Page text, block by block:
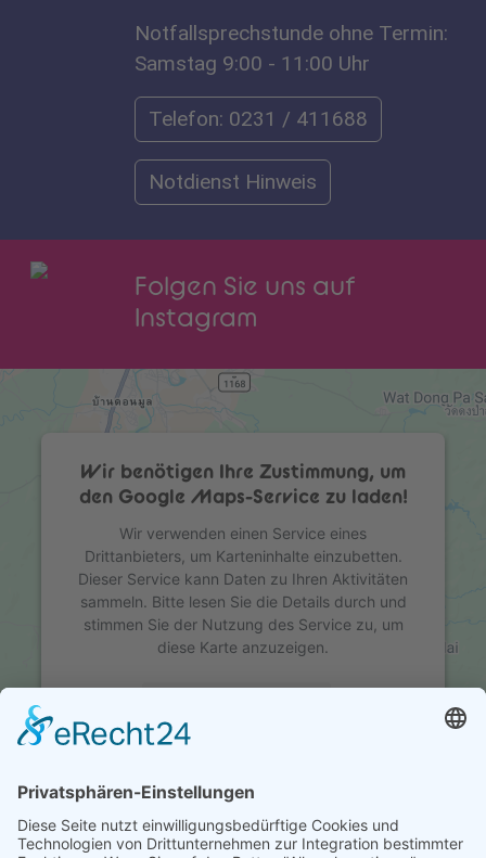
Notfallsprechstunde ohne Termin:
Samstag 9:00 - 11:00 Uhr
Telefon: 0231 / 411688
Notdienst Hinweis
Folgen Sie uns auf
Instagram
Wir benötigen Ihre Zustimmung, um
den Google Maps-Service zu laden!
Wir verwenden einen Service eines
Drittanbieters, um Karteninhalte einzubetten.
Dieser Service kann Daten zu Ihren Aktivitäten
sammeln. Bitte lesen Sie die Details durch und
stimmen Sie der Nutzung des Service zu, um
diese Karte anzuzeigen.
powered byUsercentrics Consent Management
Platform&eRecht24